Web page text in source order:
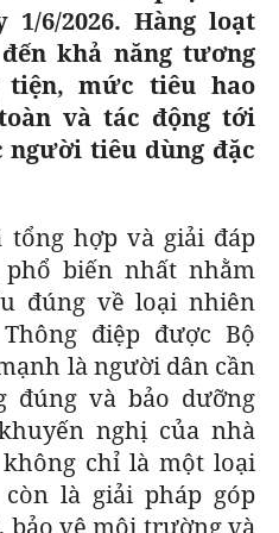
6/2026. Hàng loạt
khả năng tương
mức tiêu hao
và tác động tới
người tiêu dùng đặc
tổng hợp và giải đáp
biến nhất nhằm
đúng về loại nhiên
điệp được Bộ
là người dân cần
đúng và bảo dưỡng
nghị của nhà
không chỉ là một loại
là giải pháp góp
bảo vệ môi trường và